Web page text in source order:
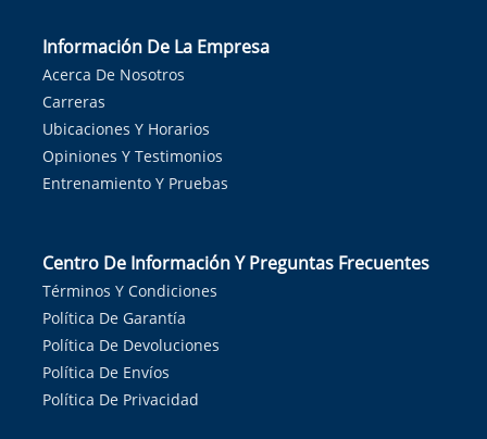
Información De La Empresa
Acerca De Nosotros
Carreras
Ubicaciones Y Horarios
Opiniones Y Testimonios
Entrenamiento Y Pruebas
Centro De Información Y Preguntas Frecuentes
Términos Y Condiciones
Política De Garantía
Política De Devoluciones
Política De Envíos
Política De Privacidad